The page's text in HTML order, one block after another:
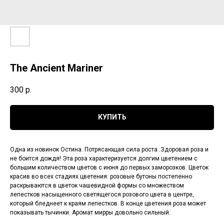
The Ancient Mariner
300 р.
КУПИТЬ
Одна из новинок Остина. Потрясающая сила роста .Здоровая роза и
не боится дождя! Эта роза характеризуется долгим цветением с
большим количеством цветов с июня до первых заморозков. Цветок
красив во всех стадиях цветения: розовые бутоны постепенно
раскрываются в цветок чашевидной формы со множеством
лепестков насыщенного светящегося розового цвета в центре,
который бледнеет к краям лепестков. В конце цветения роза может
показывать тычинки. Аромат мирры довольно сильный.